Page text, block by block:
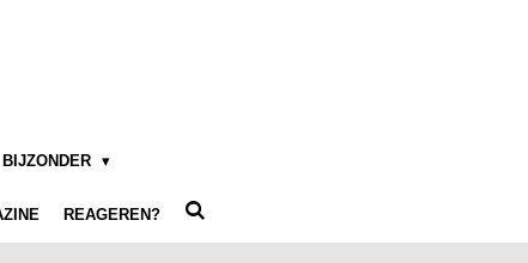
BIJZONDER
REAGEREN?